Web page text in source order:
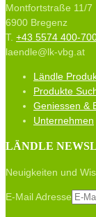
Montfortstraße 11/7
6900 Bregenz
T. +43 5574 400-
laendle@lk-vbg.at
Ländle
Produkte
Geniessen &
Unternehmen
LÄNDLE
Neuigkeiten und
E-Mail Adresse